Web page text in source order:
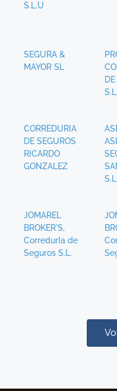
S.L.U
SEGURA &
MAYOR SL
S.L.
CORREDURIA
DE SEGUROS
RICARDO
GONZALEZ
JOMAREL
BROKER'S,
CorredurIa de
Seguros S.L.